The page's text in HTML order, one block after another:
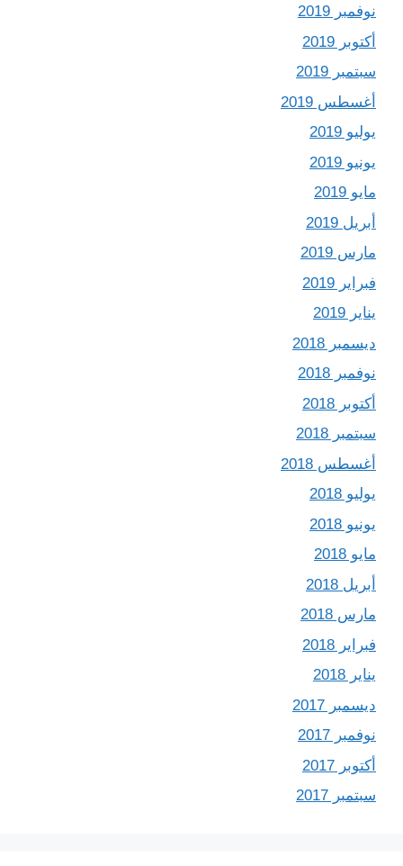
نوفمبر 2019
أكتوبر 2019
سبتمبر 2019
أغسطس 2019
يوليو 2019
يونيو 2019
مايو 2019
أبريل 2019
مارس 2019
فبراير 2019
يناير 2019
ديسمبر 2018
نوفمبر 2018
أكتوبر 2018
سبتمبر 2018
أغسطس 2018
يوليو 2018
يونيو 2018
مايو 2018
أبريل 2018
مارس 2018
فبراير 2018
يناير 2018
ديسمبر 2017
نوفمبر 2017
أكتوبر 2017
سبتمبر 2017